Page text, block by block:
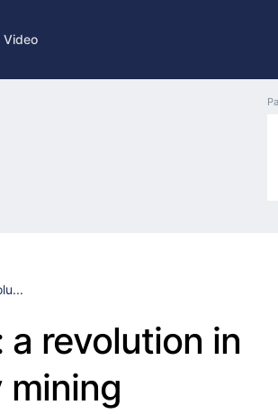
Video
revolution in